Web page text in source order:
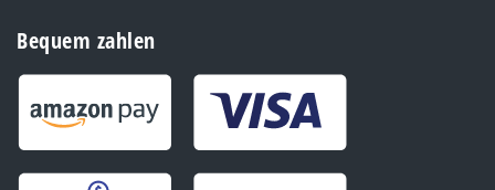
Bequem zahlen